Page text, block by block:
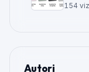
când
154
Autori